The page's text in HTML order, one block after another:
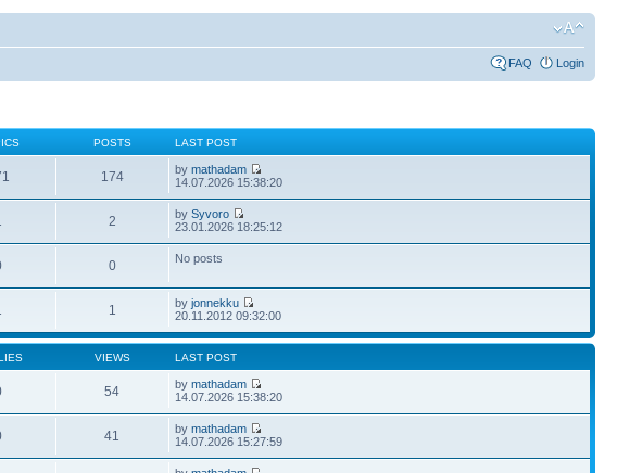
FAQ Login
POSTS LAST POST
174 bymathadam
14.07.2026 15:38:20
2 bySyvoro
23.01.2026 18:25:12
0 No posts
1 byjonnekku
20.11.2012 09:32:00
VIEWS LAST POST
54 bymathadam
14.07.2026 15:38:20
41 bymathadam
14.07.2026 15:27:59